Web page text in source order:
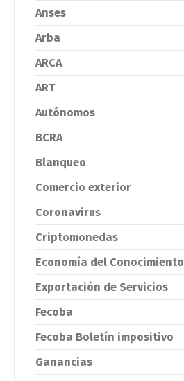
Anses
Arba
ARCA
ART
Autónomos
BCRA
Blanqueo
Comercio exterior
Coronavirus
Criptomonedas
Economía del Conocimiento
Exportación de Servicios
Fecoba
Fecoba Boletín impositivo
Ganancias